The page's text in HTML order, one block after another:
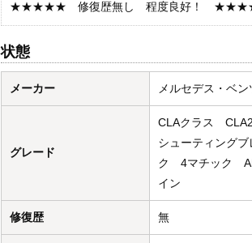
★★★★★ 修復歴無し 程度良好！
状態
メーカー メルセデス・ベン
グレード
CLAクラス
シューティングブ
ク 4マチック
イン
修復歴 無